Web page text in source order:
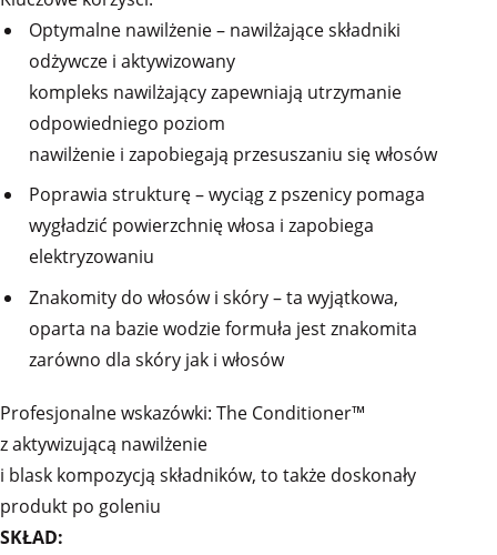
Optymalne nawilżenie – nawilżające składniki
odżywcze i aktywizowany
kompleks nawilżający zapewniają utrzymanie
odpowiedniego poziom
nawilżenie i zapobiegają przesuszaniu się włosów
Poprawia strukturę – wyciąg z pszenicy pomaga
wygładzić powierzchnię włosa i zapobiega
elektryzowaniu
Znakomity do włosów i skóry – ta wyjątkowa,
oparta na bazie wodzie formuła jest znakomita
zarówno dla skóry jak i włosów
Profesjonalne wskazówki: The Conditioner™
z aktywizującą nawilżenie
i blask kompozycją składników, to także doskonały
produkt po goleniu
SKŁAD: